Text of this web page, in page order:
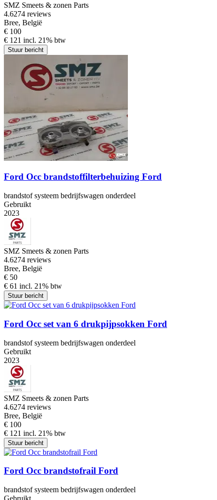
SMZ Smeets & zonen Parts
4.6274 reviews
Bree, België
€ 100
€ 121 incl. 21% btw
Stuur bericht
Ford Occ brandstoffilterbehuizing Ford
brandstof systeem bedrijfswagen onderdeel
Gebruikt
2023
SMZ Smeets & zonen Parts
4.6274 reviews
Bree, België
€ 50
€ 61 incl. 21% btw
Stuur bericht
Ford Occ set van 6 drukpijpsokken Ford
brandstof systeem bedrijfswagen onderdeel
Gebruikt
2023
SMZ Smeets & zonen Parts
4.6274 reviews
Bree, België
€ 100
€ 121 incl. 21% btw
Stuur bericht
Ford Occ brandstofrail Ford
brandstof systeem bedrijfswagen onderdeel
Gebruikt